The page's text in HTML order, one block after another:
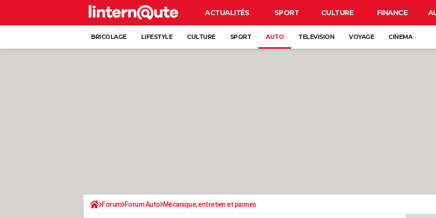
ACTUALITÉS SPORT CULTURE FINANCE
BRICOLAGE LIFESTYLE CULTURE SPORT AUTO TELEVISION VOYAGE CINEMA
Forum Forum Auto Mécanique, entretien et pannes